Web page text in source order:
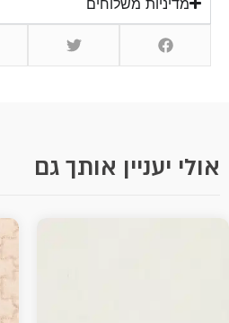
יעניין אותך גם